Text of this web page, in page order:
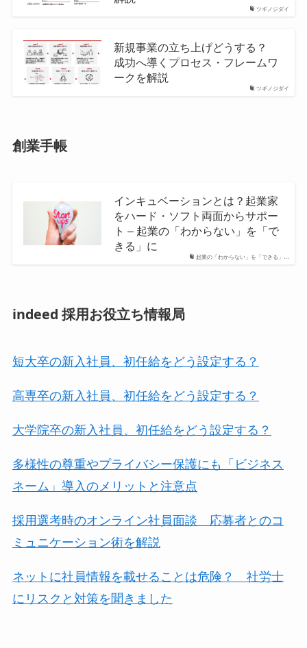
ツギノジダイ
ツギノジダイ
新規事業の立ち上げどうする？
成功へ導くプロセス・フレームワ
ークを解説
創業手帳
起業の「わからない」を「できる」…
インキュベーションとは？起業家
をハード・ソフト両面からサポー
ト – 起業の「わからない」を「で
きる」に
indeed 採用お役立ち情報局
短大卒の新入社員、初任給をどう設定する？
高専卒の新入社員、初任給をどう設定する？
大学院卒の新入社員、初任給をどう設定する？
多様性の尊重やプライバシー保護にも「ビジネス
ネーム」導入のメリットと注意点
採用選考時のオンライン社員面談 応募者とのコ
ミュニケーション術を解説
ネットに社員情報を載せることは危険？ 社労士
にリスクと対策を聞きました